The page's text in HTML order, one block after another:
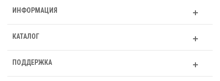
ИНФОРМАЦИЯ
КАТАЛОГ
ПОДДЕРЖКА